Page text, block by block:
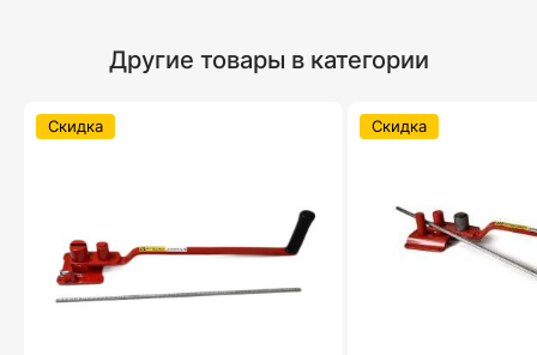
Другие товары в категории
Скидка Скидка